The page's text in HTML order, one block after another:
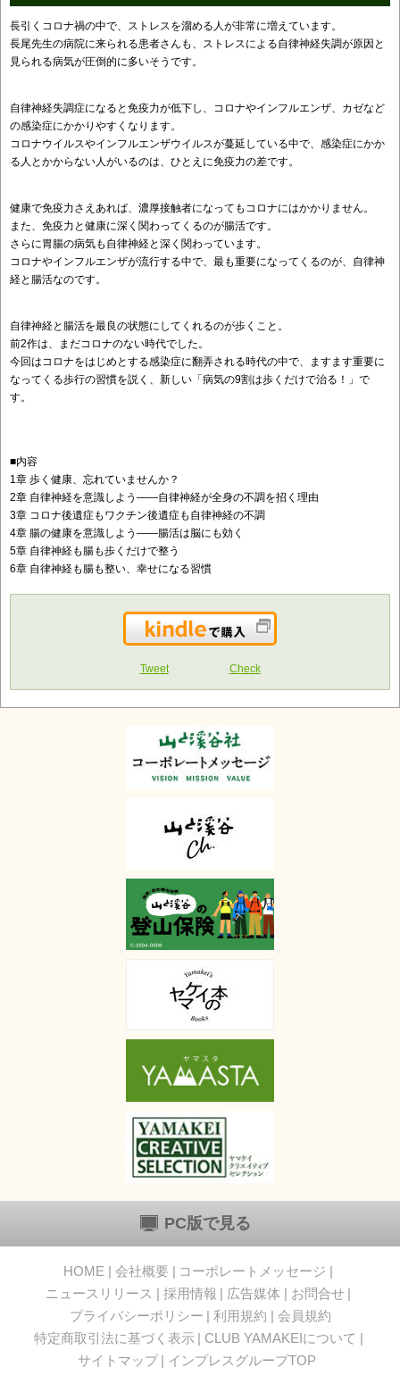
長引くコロナ禍の中で、ストレスを溜める人が非常に増えています。
長尾先生の病院に来られる患者さんも、ストレスによる自律神経失調が原因と
見られる病気が圧倒的に多いそうです。
自律神経失調症になると免疫力が低下し、コロナやインフルエンザ、カゼなど
の感染症にかかりやすくなります。
コロナウイルスやインフルエンザウイルスが蔓延している中で、感染症にかか
る人とかからない人がいるのは、ひとえに免疫力の差です。
健康で免疫力さえあれば、濃厚接触者になってもコロナにはかかりません。
また、免疫力と健康に深く関わってくるのが腸活です。
さらに胃腸の病気も自律神経と深く関わっています。
コロナやインフルエンザが流行する中で、最も重要になってくるのが、自律神
経と腸活なのです。
自律神経と腸活を最良の状態にしてくれるのが歩くこと。
前2作は、まだコロナのない時代でした。
今回はコロナをはじめとする感染症に翻弄される時代の中で、ますます重要に
なってくる歩行の習慣を説く、新しい「病気の9割は歩くだけで治る！」で
す。
■内容
1章 歩く健康、忘れていませんか？
2章 自律神経を意識しよう――自律神経が全身の不調を招く理由
3章 コロナ後遺症もワクチン後遺症も自律神経の不調
4章 腸の健康を意識しよう――腸活は脳にも効く
5章 自律神経も腸も歩くだけで整う
6章 自律神経も腸も整い、幸せになる習慣
Kindleで購入
Tweet Check
PC版で見る
HOME 会社概要
コーポレートメッセージ
ニュースリリース
採用情報 広告媒体
お問合せ
プライバシーポリシー
利用規約
会員規約
特定商取引法に基づく表示
CLUB YAMAKEIについて
サイトマップ
インプレスグループTOP